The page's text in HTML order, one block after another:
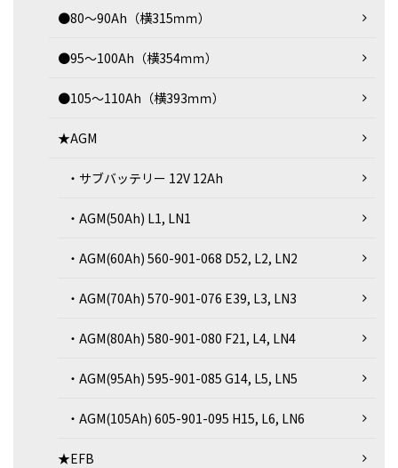
●80～90Ah（横315ｍｍ）
●95～100Ah（横354ｍｍ）
●105～110Ah（横393ｍｍ）
★AGM
・サブバッテリー 12V 12Ah
・AGM(50Ah) L1, LN1
・AGM(60Ah) 560-901-068 D52, L2, LN2
・AGM(70Ah) 570-901-076 E39, L3, LN3
・AGM(80Ah) 580-901-080 F21, L4, LN4
・AGM(95Ah) 595-901-085 G14, L5, LN5
・AGM(105Ah) 605-901-095 H15, L6, LN6
★EFB